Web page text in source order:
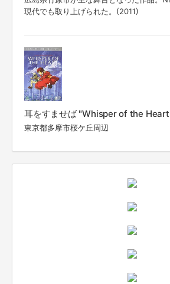
現代でも取り上げられた。(2011)
耳をすませば "Whisper of the
東京都多摩市桜ケ丘周辺